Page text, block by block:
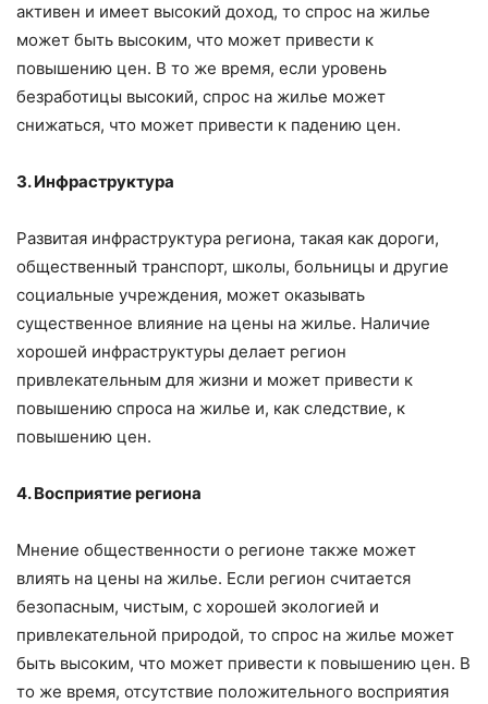
активен и имеет высокий доход, то спрос на жилье
может быть высоким, что может привести к
повышению цен. В то же время, если уровень
безработицы высокий, спрос на жилье может
снижаться, что может привести к падению цен.
3. Инфраструктура
Развитая инфраструктура региона, такая как дороги,
общественный транспорт, школы, больницы и другие
социальные учреждения, может оказывать
существенное влияние на цены на жилье. Наличие
хорошей инфраструктуры делает регион
привлекательным для жизни и может привести к
повышению спроса на жилье и, как следствие, к
повышению цен.
4. Восприятие региона
Мнение общественности о регионе также может
влиять на цены на жилье. Если регион считается
безопасным, чистым, с хорошей экологией и
привлекательной природой, то спрос на жилье может
быть высоким, что может привести к повышению цен. В
то же время, отсутствие положительного восприятия